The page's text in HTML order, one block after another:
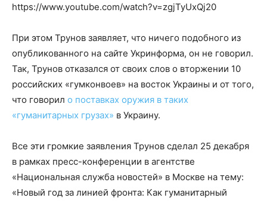
https://www.youtube.com/watch?v=zgjTyUxQj20
При этом Трунов заявляет, что ничего подобного из
опубликованного на сайте Укринформа, он не говорил.
Так, Трунов отказался от своих слов о вторжении 10
российских «гумконвоев» на восток Украины и от того,
что говорил о поставках оружия в таких
«гуманитарных грузах» в Украину.
Все эти громкие заявления Трунов сделал 25 декабря
в рамках пресс-конференции в агентстве
«Национальная служба новостей» в Москве на тему:
«Новый год за линией фронта: Как гуманитарный